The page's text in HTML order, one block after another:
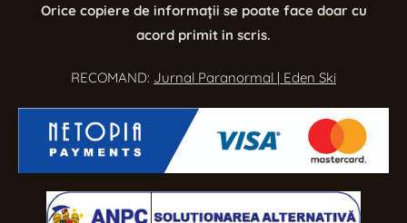
Orice copiere de informații se poate face doar cu
acord primit in scris.
RECOMAND: Jurnal Paranormal | Eden Ski